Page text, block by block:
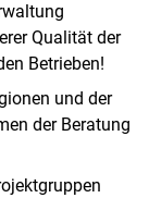
Qualität der
Betrieben!
und der
der Beratung